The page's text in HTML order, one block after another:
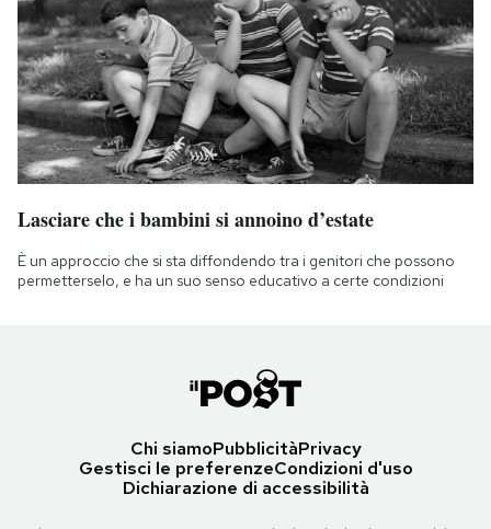
Lasciare che i bambini si annoino d’estate
È un approccio che si sta diffondendo tra i genitori che possono
permetterselo, e ha un suo senso educativo a certe condizioni
Chi siamoPubblicitàPrivacy
Gestisci le preferenzeCondizioni d'uso
Dichiarazione di accessibilità